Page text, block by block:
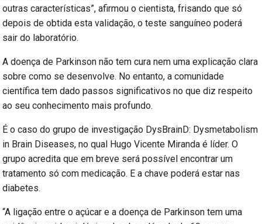
outras características”, afirmou o cientista, frisando que só
depois de obtida esta validação, o teste sanguíneo poderá
sair do laboratório.
A doença de Parkinson não tem cura nem uma explicação clara
sobre como se desenvolve. No entanto, a comunidade
científica tem dado passos significativos no que diz respeito
ao seu conhecimento mais profundo.
É o caso do grupo de investigação DysBrainD: Dysmetabolism
in Brain Diseases, no qual Hugo Vicente Miranda é líder. O
grupo acredita que em breve será possível encontrar um
tratamento só com medicação. E a chave poderá estar nas
diabetes.
“A ligação entre o açúcar e a doença de Parkinson tem uma